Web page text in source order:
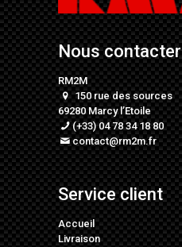
Nous contacter
RM2M
150 rue des sources
69280 Marcy l’Etoile
(+33) 04 78 34 18 80
contact@rm2m.fr
Service client
Accueil
Livraison